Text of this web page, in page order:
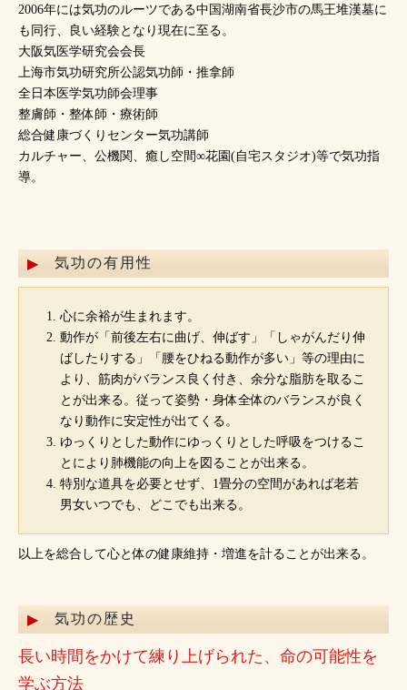
2006年には気功のルーツである中国湖南省長沙市の馬王堆漢墓に
も同行、良い経験となり現在に至る。
大阪気医学研究会会長
上海市気功研究所公認気功師・推拿師
全日本医学気功師会理事
整膚師・整体師・療術師
総合健康づくりセンター気功講師
カルチャー、公機関、癒し空間∞花園(自宅スタジオ)等で気功指
導。
気功の有用性
心に余裕が生まれます。
動作が「前後左右に曲げ、伸ばす」「しゃがんだり伸
ばしたりする」「腰をひねる動作が多い」等の理由に
より、筋肉がバランス良く付き、余分な脂肪を取るこ
とが出来る。従って姿勢・身体全体のバランスが良く
なり動作に安定性が出てくる。
ゆっくりとした動作にゆっくりとした呼吸をつけるこ
とにより肺機能の向上を図ることが出来る。
特別な道具を必要とせず、1畳分の空間があれば老若
男女いつでも、どこでも出来る。
以上を総合して心と体の健康維持・増進を計ることが出来る。
気功の歴史
長い時間をかけて練り上げられた、命の可能性を
学ぶ方法